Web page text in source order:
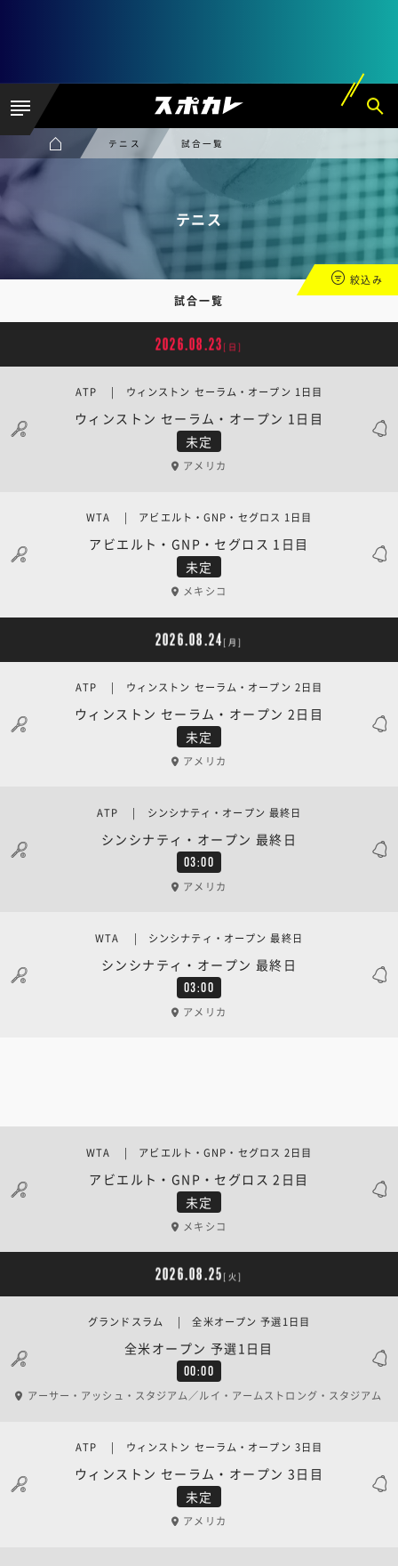
テニス 試合一覧
テニス
試合一覧
絞込み
2026.08.23 [日]
未定
ウィンストン セーラム・オープン 1日目
ATP | ウィンストン セーラム・オープン 1日目
アメリカ
未定
アビエルト・GNP・セグロス 1日目
WTA | アビエルト・GNP・セグロス 1日目
メキシコ
2026.08.24 [月]
未定
ウィンストン セーラム・オープン 2日目
ATP | ウィンストン セーラム・オープン 2日目
アメリカ
03:00
シンシナティ・オープン 最終日
ATP | シンシナティ・オープン 最終日
アメリカ
03:00
シンシナティ・オープン 最終日
WTA | シンシナティ・オープン 最終日
アメリカ
未定
アビエルト・GNP・セグロス 2日目
WTA | アビエルト・GNP・セグロス 2日目
メキシコ
2026.08.25 [火]
00:00
全米オープン 予選1日目
グランドスラム | 全米オープン 予選1日目
アーサー・アッシュ・スタジアム／ルイ・アームストロング・スタジアム
未定
ウィンストン セーラム・オープン 3日目
ATP | ウィンストン セーラム・オープン 3日目
アメリカ